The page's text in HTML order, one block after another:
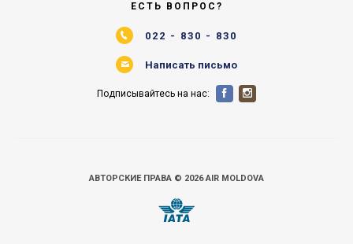
ЕСТЬ ВОПРОС?
022 - 830 - 830
Написать письмо
Подписывайтесь на нас:
АВТОРСКИЕ ПРАВА © 2026 AIR MOLDOVA